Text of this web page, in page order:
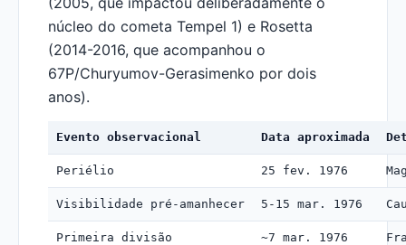
núcleo do cometa Tempel 1) e Rosetta
(2014-2016, que acompanhou o
67P/Churyumov-Gerasimenko por dois
anos).
Evento observacional Data aproximada
Periélio 25 fev. 1976
Visibilidade pré-amanhecer 5-15 mar. 1976
Primeira divisão ~7 mar. 1976